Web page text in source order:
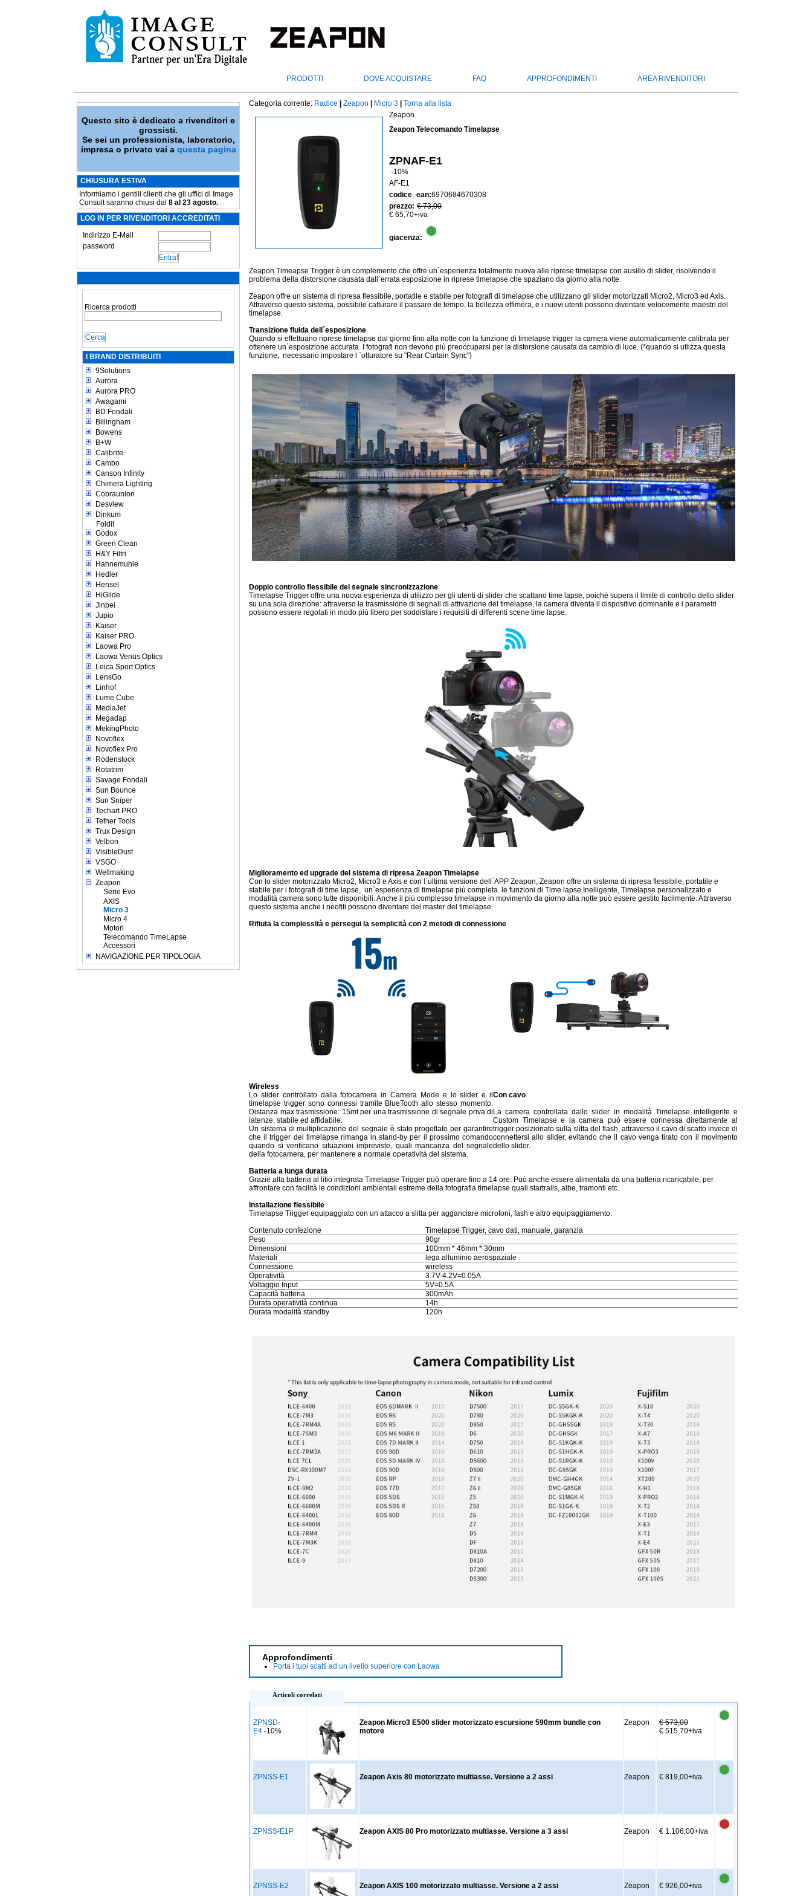
PRODOTTI DOVE ACQUISTARE FAQ APPROFONDIMENTI AREA RIVENDITORI
Questo sito è dedicato a rivenditori e
grossisti.
Se sei un professionista, laboratorio,
impresa o privato vai a questa pagina
CHIUSURA ESTIVA
Informiamo i gentili clienti che gli uffici di Image
Consult saranno chiusi dal 8 al 23 agosto.
LOG IN PER RIVENDITORI ACCREDITATI
Indirizzo E-Mail
password
Ricerca prodotti
I BRAND DISTRIBUITI
9Solutions
Aurora
Aurora PRO
Awagami
BD Fondali
Billingham
Bowens
B+W
Calibrite
Cambo
Canson Infinity
Chimera Lighting
Cobraunion
Desview
Dinkum
Foldit
Godox
Green Clean
H&Y Filtri
Hahnemuhle
Hedler
Hensel
HiGlide
Jinbei
Jupio
Kaiser
Kaiser PRO
Laowa Pro
Laowa Venus Optics
Leica Sport Optics
LensGo
Linhof
Lume Cube
MediaJet
Megadap
MekingPhoto
Novoflex
Novoflex Pro
Rodenstock
Rotatrim
Savage Fondali
Sun Bounce
Sun Sniper
Techart PRO
Tether Tools
Trux Design
Velbon
VisibleDust
VSGO
Wellmaking
Zeapon
Serie Evo
AXIS
Micro 3
Micro 4
Motori
Telecomando TimeLapse
Accessori
NAVIGAZIONE PER TIPOLOGIA
Categoria corrente: Radice Zeapon Micro 3
Torna alla lista
Zeapon
Zeapon Telecomando Timelapse
ZPNAF-E1
-10%
AF-E1
codice_ean:6970684670308
prezzo: € 73,00
€ 65,70+iva
giacenza:
Zeapon Timeapse Trigger è un complemento che offre un`esperienza totalmente nuova alle riprese timelapse con ausilio di slider, risolvendo il
problema della distorsione causata dall`errata esposizione in riprese timelapse che spaziano da giorno alla notte.
Zeapon offre un sistema di ripresa flessibile, portatile e stabile per fotografi di timelapse che utilizzano gli slider motorizzati Micro2, Micro3 ed Axis.
Attraverso questo sistema, possibile catturare il passare de tempo, la bellezza effimera, e i nuovi utenti possono diventare velocemente maestri del
timelapse.
Transizione fluida dell`esposizione
Quando si effettuano riprese timelapse dal giorno fino alla notte con la funzione di timelapse trigger la camera viene automaticamente calibrata per
ottenere un`esposizione accurata. I fotografi non devono più preoccuparsi per la distorsione causata da cambio di luce. (*quando si utiizza questa
funzione, necessario impostare l `otturatore su "Rear Curtain Sync")
Doppio controllo flessibile del segnale sincronizzazione
Timelapse Trigger offre una nuova esperienza di utilizzo per gli utenti di slider che scattano time lapse, poiché supera il limite di controllo dello slider
su una sola direzione: attraverso la trasmissione di segnali di attivazione del timelapse, la camera diventa il dispositivo dominante e i parametri
possono essere regolati in modo più libero per soddisfare i requisiti di differenti scene time lapse.
Miglioramento ed upgrade del sistema di ripresa Zeapon Timelapse
Con lo slider motorizzato Micro2, Micro3 e Axis e con l`ultima versione dell`APP Zeapon, Zeapon offre un sistema di ripresa flessibile, portatile e
stabile per i fotografi di time lapse, un`esperienza di timelapse più completa. le funzioni di Time lapse Inelligente, Timelapse personalizzato e
modalità camera sono tutte disponibili. Anche il più complesso timelapse in movimento da giorno alla notte può essere gestito facilmente. Attraverso
questo sistema anche i neofiti possono diventare dei master del timelapse.
Rifiuta la complessità e persegui la semplicità con 2 metodi di connessione
Wireless
Lo slider controllato dalla fotocamera in Camera Mode e lo slider e il
timelapse trigger sono connessi tramite BlueTooth allo stesso momento.
Distanza max trasmissione: 15mt per una trasmissione di segnale priva di
latenze, stabile ed affidabile.
Un sistema di multiplicazione del segnale è stato progettato per garantire
che il trigger del timelapse rimanga in stand-by per il prossimo comando
quando si verificano situazioni impreviste, quali mancanza del segnale
della fotocamera, per mantenere a normale operatività del sistema.
Con cavo
La camera controllata dallo slider in modalità Timelapse intelligente e
Custom Timelapse e la camera può essere connessa direttamente al
trigger posizionato sulla slitta del flash, attraverso il cavo di scatto invece di
connettersi allo slider, evitando che il cavo venga tirato con il movimento
dello slider.
Batteria a lunga durata
Grazie alla batteria al litio integrata Timelapse Trigger può operare fino a 14 ore. Può anche essere alimentata da una batteria ricaricabile, per
affrontare con facilità le condizioni ambientali estreme della fotografia timelapse quali startrails, albe, tramonti etc.
Installazione flessibile
Timelapse Trigger equipaggiato con un attacco a slitta per agganciare microfoni, fash e altro equipaggiamento.
Contenuto confezione
Timelapse Trigger, cavo dati, manuale, garanzia
Peso
90gr
Dimensioni
100mm * 46mm * 30mm
Materiali
lega alluminio aerospaziale
Connessione
wireless
Operatività
3.7V-4.2V=0.05A
Voltaggio Input
5V=0.5A
Capacità batteria
300mAh
Durata operatività continua
14h
Durata modalità standby
120h
Approfondimenti
Porta i tuoi scatti ad un livello superiore con Laowa
Articoli correlati
ZPNSD-
E4 -10%
Zeapon Micro3 E500 slider motorizzato escursione 590mm bundle con
motore
Zeapon
€ 573,00
€ 515,70+iva
ZPNSS-E1 Zeapon Axis 80 motorizzato multiasse. Versione a 2 assi Zeapon € 819,00+iva
ZPNSS-E1P Zeapon AXIS 80 Pro motorizzato multiasse. Versione a 3 assi Zeapon € 1.106,00+iva
ZPNSS-E2 Zeapon AXIS 100 motorizzato multiasse. Versione a 2 assi Zeapon € 926,00+iva